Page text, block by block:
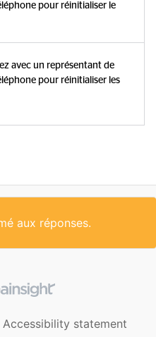
pour réinitialiser le
avec un représentant de
pour réinitialiser les
aux réponses.
Accessibility statement